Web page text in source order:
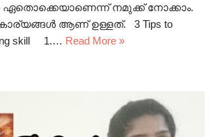
നമുക്ക് നോക്കാം.
ആണ് ഉള്ളത്. 3 Tips to
skill 1.… Read More »